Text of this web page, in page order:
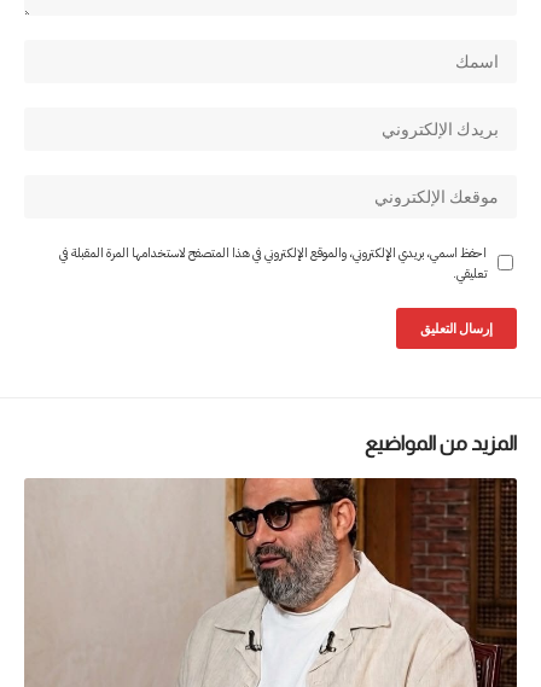
احفظ اسمي، بريدي الإلكتروني، والموقع الإلكتروني في هذا المتصفح لاستخدامها المرة المقبلة في
تعليقي.
المزيد من المواضيع